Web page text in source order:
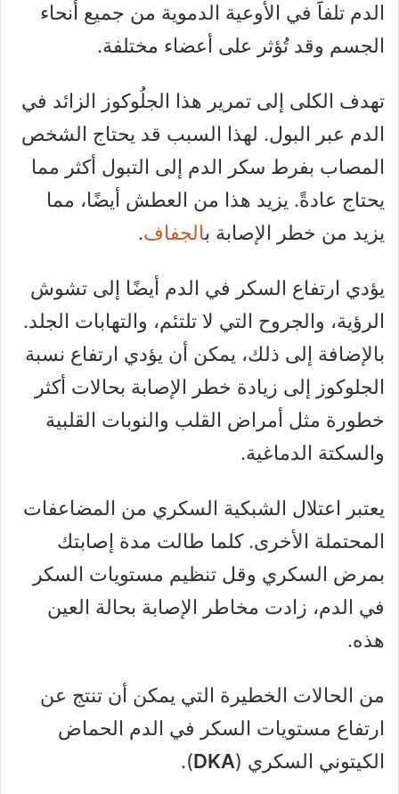
الدم تلفاََ في الأوعية الدموية من جميع أنحاء
الجسم وقد تُؤثر على أعضاء مختلفة.
تهدف الكلى إلى تمرير هذا الجلُوكوز الزائد في
الدم عبر البول. لهذا السبب قد يحتاج الشخص
المصاب بفرط سكر الدم إلى التبول أكثر مما
يحتاج عادةً. يزيد هذا من العطش أيضًا، مما
يزيد من خطر الإصابة بالجفاف.
يؤدي ارتفاع السكر في الدم أيضًا إلى تشوش
الرؤية، والجروح التي لا تلتئم، والتهابات الجلد.
بالإضافة إلى ذلك، يمكن أن يؤدي ارتفاع نسبة
الجلوكوز إلى زيادة خطر الإصابة بحالات أكثر
خطورة مثل أمراض القلب والنوبات القلبية
والسكتة الدماغية.
يعتبر اعتلال الشبكية السكري من المضاعفات
المحتملة الأخرى. كلما طالت مدة إصابتك
بمرض السكري وقل تنظيم مستويات السكر
في الدم، زادت مخاطر الإصابة بحالة العين
هذه.
من الحالات الخطيرة التي يمكن أن تنتج عن
ارتفاع مستويات السكر في الدم الحماض
الكيتوني السكري (DKA
).